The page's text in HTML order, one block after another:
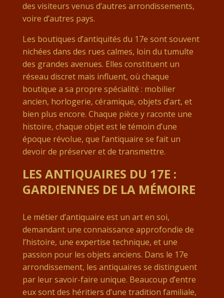
des visiteurs venus d’autres arrondissements,
voire d’autres pays.
Les boutiques d’antiquités du 17e sont souvent
nichées dans des rues calmes, loin du tumulte
des grandes avenues. Elles constituent un
réseau discret mais influent, où chaque
boutique a sa propre spécialité : mobilier
ancien, horlogerie, céramique, objets d’art, et
bien plus encore. Chaque pièce y raconte une
histoire, chaque objet est le témoin d’une
époque révolue, que l’antiquaire se fait un
devoir de préserver et de transmettre.
LES ANTIQUAIRES DU 17E :
GARDIENNES DE LA MÉMOIRE
Le métier d’antiquaire est un art en soi,
demandant une connaissance approfondie de
l’histoire, une expertise technique, et une
passion pour les objets anciens. Dans le 17e
arrondissement, les antiquaires se distinguent
par leur savoir-faire unique. Beaucoup d’entre
eux sont des héritiers d’une tradition familiale,